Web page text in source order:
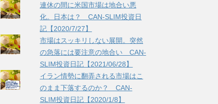
連休の間に米国市場は地合い悪
化。日本は？ CAN-SLIM投資日
記【2020/7/27】
市場はスッキリしない展開。突然
の急落には要注意の地合い CAN-
SLIM投資日記【2021/06/28】
イラン情勢に翻弄される市場はこ
のまま下落するのか？ CAN-
SLIM投資日記【2020/1/8】